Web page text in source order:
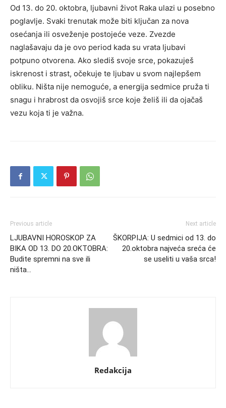
Od 13. do 20. oktobra, ljubavni život Raka ulazi u posebno
poglavlje. Svaki trenutak može biti ključan za nova
osećanja ili osveženje postojeće veze. Zvezde
naglašavaju da je ovo period kada su vrata ljubavi
potpuno otvorena. Ako slediš svoje srce, pokazuješ
iskrenost i strast, očekuje te ljubav u svom najlepšem
obliku. Ništa nije nemoguće, a energija sedmice pruža ti
snagu i hrabrost da osvojiš srce koje želiš ili da ojačaš
vezu koja ti je važna.
Previous article
LJUBAVNI HOROSKOP ZA
BIKA OD 13. DO 20.OKTOBRA:
Budite spremni na sve ili
ništa…
Next article
ŠKORPIJA: U sedmici od 13. do
20.oktobra najveća sreća će
se useliti u vaša srca!
Redakcija